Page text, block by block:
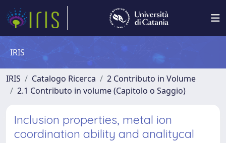
IRIS
IRIS Catalogo Ricerca
2 Contributo in Volume
2.1 Contributo in volume (Capitolo o Saggio)
Inclusion properties, metal ion
coordination ability and analitycal